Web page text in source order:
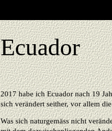
Ecuador
2017 habe ich Ecuador nach 19
sich verändert seither, vor allem
Was sich naturgemäss nicht